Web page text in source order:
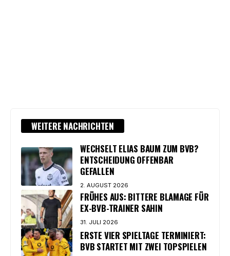
WEITERE NACHRICHTEN
WECHSELT ELIAS BAUM ZUM BVB?
ENTSCHEIDUNG OFFENBAR
GEFALLEN
2. AUGUST 2026
FRÜHES AUS: BITTERE BLAMAGE FÜR
EX-BVB-TRAINER SAHIN
31. JULI 2026
ERSTE VIER SPIELTAGE TERMINIERT:
BVB STARTET MIT ZWEI TOPSPIELEN